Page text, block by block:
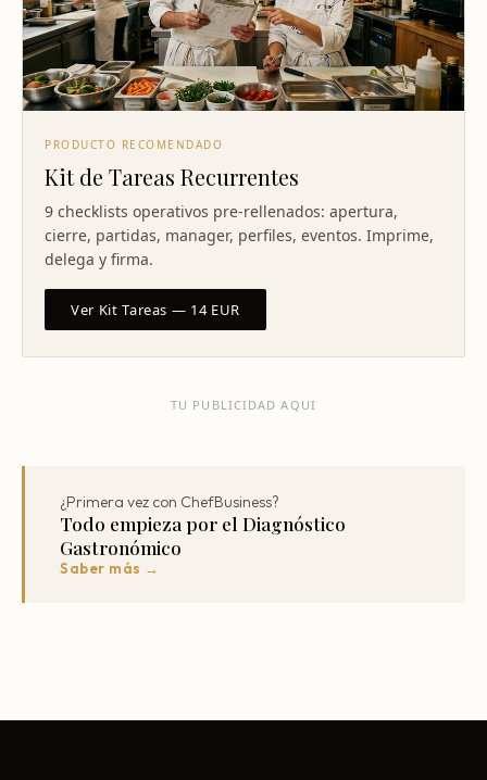
PRODUCTO RECOMENDADO
Kit de Tareas Recurrentes
9 checklists operativos pre-rellenados: apertura,
cierre, partidas, manager, perfiles, eventos. Imprime,
delega y firma.
Ver Kit Tareas — 14 EUR
TU PUBLICIDAD AQUI
¿Primera vez con ChefBusiness?
Todo empieza por el Diagnóstico
Gastronómico
Saber más →